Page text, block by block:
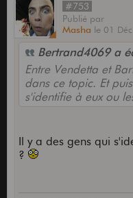
#753
Publié par
Masha le 01
Bertrand4069 a
Entre Vendetta et
dans ce topic. Et
s'identifie à eux ou
Il y a des gens qui
?